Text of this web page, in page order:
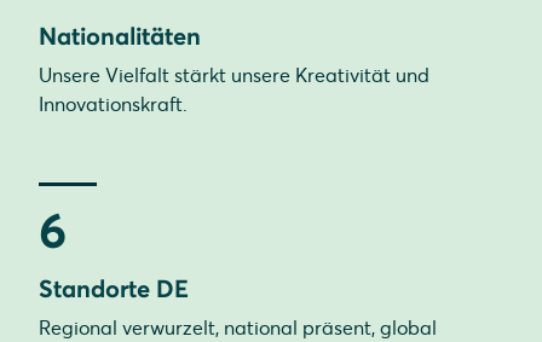
Nationalitäten
Unsere Vielfalt stärkt unsere Kreativität und
Innovationskraft.
6
Standorte DE
Regional verwurzelt, national präsent, global